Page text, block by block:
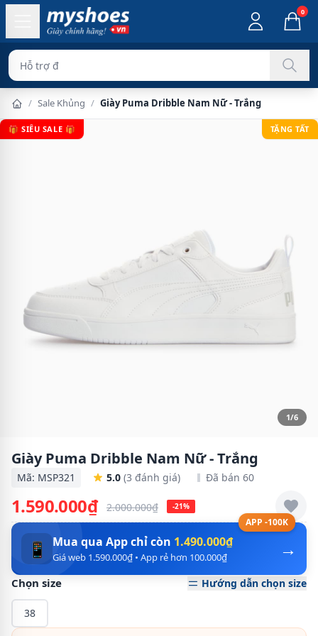
0
F
/ Sale Khủng / Giày Puma Dribble Nam Nữ - Trắng
🎁 SIÊU SALE 🎁 TẶNG TẤT
1/6
Giày Puma Dribble Nam Nữ - Trắng
Mã: MSP321 5.0 (3 đánh giá) Đã bán 60
1.590.000₫ 2.000.000₫ -21%
APP -100K
→
📱 Mua qua App chỉ còn 1.490.000₫
Giá web 1.590.000₫ • App rẻ hơn 100.000₫
Chọn size Hướng dẫn chọn size
38